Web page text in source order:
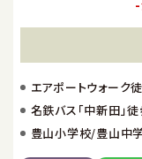
エアポートウォーク
名鉄バス「中新田」
豊山小学校/豊山中